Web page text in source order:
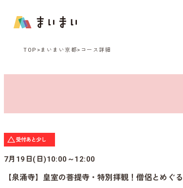
TOP まいまい京都 コース詳細
7月19日(日)10:00～12:00
【泉涌寺】皇室の菩提寺・特別拝観！僧侶とめぐ